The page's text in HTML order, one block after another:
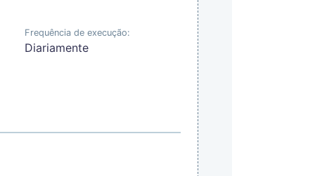
Frequência de execução:
Diariamente